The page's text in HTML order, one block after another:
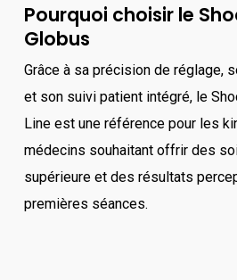
Pourquoi choisir le
Globus
Grâce à sa précision de réglage,
et son suivi patient intégré, le
Line est une référence pour les
médecins souhaitant offrir des
supérieure et des résultats
premières séances.